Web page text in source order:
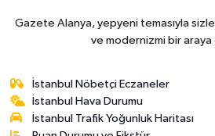
Gazete Alanya, yepyeni temasıyla
ve modernizmi bir
İstanbul Nöbetçi Eczaneler
İstanbul Hava Durumu
İstanbul Trafik Yoğunluk Haritası